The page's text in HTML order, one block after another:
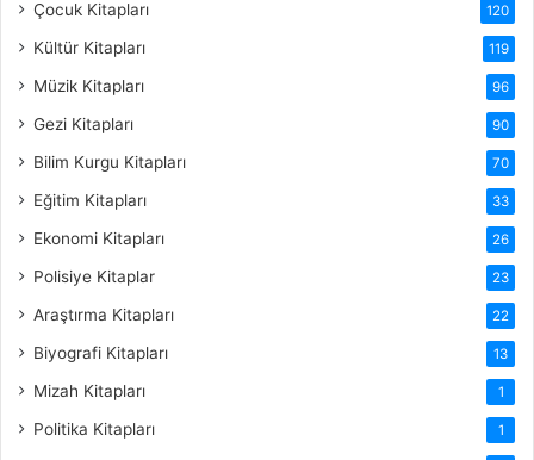
Çocuk Kitapları 120
Kültür Kitapları 119
Müzik Kitapları 96
Gezi Kitapları 90
Bilim Kurgu Kitapları 70
Eğitim Kitapları 33
Ekonomi Kitapları 26
Polisiye Kitaplar 23
Araştırma Kitapları 22
Biyografi Kitapları 13
Mizah Kitapları 1
Politika Kitapları 1